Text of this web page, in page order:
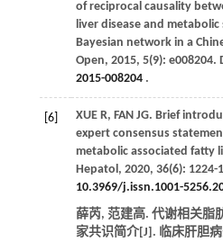
of reciprocal causality
liver disease and
Bayesian network in a
Open, 2015, 5(9): e008204.
2015-008204.
[6] XUE R, FAN JG. Brief
expert consensus
metabolic associated fatty
Hepatol , 2020, 36(6): 1224-
10.3969/j.issn.1001-
薛芮, 范建高. 代谢相关脂
家共识简介[J]. 临床肝胆